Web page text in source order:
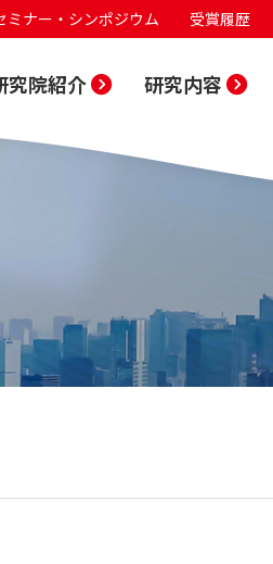
ミナー・シンポジウム 受賞履歴
究院紹介 研究内容